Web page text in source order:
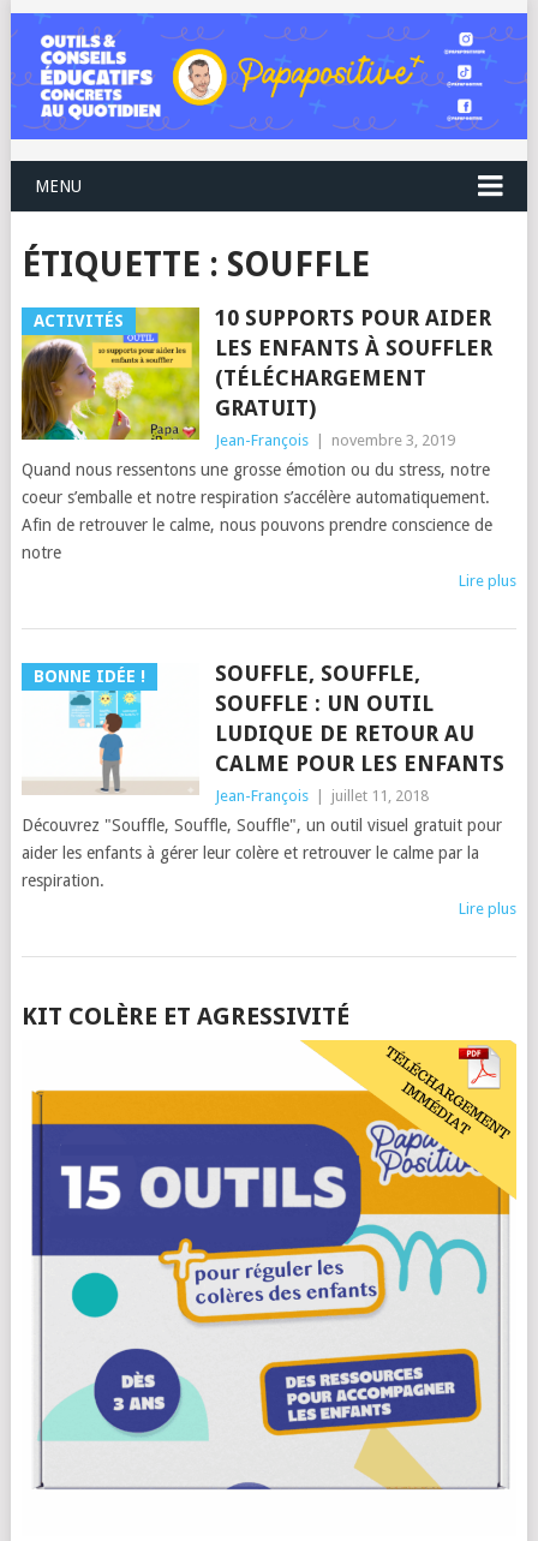
MENU
ÉTIQUETTE : SOUFFLE
ACTIVITÉS
10 SUPPORTS POUR AIDER
LES ENFANTS À SOUFFLER
(TÉLÉCHARGEMENT
GRATUIT)
Jean-François novembre 3, 2019
Quand nous ressentons une grosse émotion ou du stress, notre
coeur s’emballe et notre respiration s’accélère automatiquement.
Afin de retrouver le calme, nous pouvons prendre conscience de
notre
Lire plus
BONNE IDÉE !
SOUFFLE, SOUFFLE,
SOUFFLE : UN OUTIL
LUDIQUE DE RETOUR AU
CALME POUR LES ENFANTS
Jean-François juillet 11, 2018
Découvrez "Souffle, Souffle, Souffle", un outil visuel gratuit pour
aider les enfants à gérer leur colère et retrouver le calme par la
respiration.
Lire plus
POSTS
KIT COLÈRE ET AGRESSIVITÉ